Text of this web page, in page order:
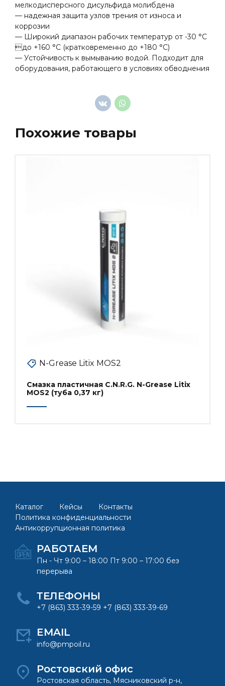
мелкодисперсного дисульфида молибдена
— надежная защита узлов трения от износа и
коррозии
— Широкий диапазон рабочих температур от -30 °C
до +160 °C (кратковременно до +180 °С)
— Устойчивость к вымыванию водой. Подходит для
оборудования, работающего в условиях обводнения
Похожие товары
N-Grease Litix MOS2
Смазка пластичная C.N.R.G. N-Grease Litix
MOS2 (туба 0,37 кг)
Каталог Кейсы
Контакты
Политика конфиденциальности
Антикоррупционная политика
РАБОТАЕМ
Пн - Чт 9:00 – 18:00 Пт 9:00 – 17:00 без
перерыва
ТЕЛЕФОНЫ
+7 (863) 333-39-59 +7 (863) 333-39-69
EMAIL
info@pmpoil.ru
Ростовский офис
Ростовская область, Мясниковский р-н,